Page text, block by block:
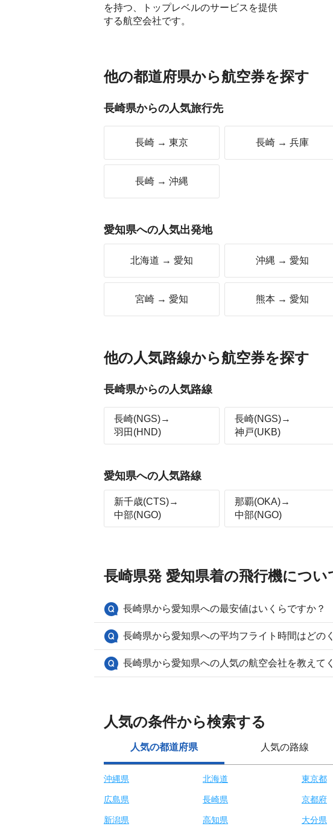
を持つ、トップレベルのサービスを提供
する航空会社です。
他の都道府県から航空券を探す
長崎県からの人気旅行先
長崎 → 東京 長崎 → 兵庫
長崎 → 沖縄
愛知県への人気出発地
北海道 → 愛知 沖縄 → 愛知
宮崎 → 愛知 熊本 → 愛知
他の人気路線から航空券を探す
長崎県からの人気路線
長崎(NGS)→
羽田(HND)
長崎(NGS)→
神戸(UKB)
愛知県への人気路線
新千歳(CTS)→
中部(NGO)
那覇(OKA)→
中部(NGO)
長崎県発 愛知県着の飛行機につい
長崎県から愛知県への最安値はいくらですか？
長崎県から愛知県への平均フライト時間はどの
長崎県から愛知県への人気の航空会社を教えて
人気の条件から検索する
人気の都道府県 人気の路線
沖縄県 北海道 東京都
広島県 長崎県 京都府
新潟県 高知県 大分県